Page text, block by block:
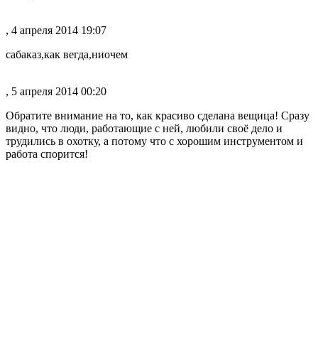
, 4 апреля 2014 19:07
сабаказ,как вегда,ниочем
, 5 апреля 2014 00:20
Обратите внимание на то, как красиво сделана вещица! Сразу
видно, что люди, работающие с ней, любили своё дело и
трудились в охотку, а потому что с хорошим инструментом и
работа спорится!